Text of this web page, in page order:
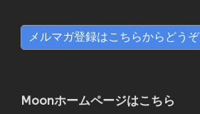
メルマガ登録はこちらからどうぞ
Moonホームページはこちら